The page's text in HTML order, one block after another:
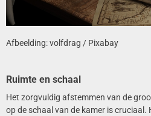
Afbeelding: volfdrag / Pixabay
Ruimte en schaal
Het zorgvuldig afstemmen van de
op de schaal van de kamer is cruciaal.